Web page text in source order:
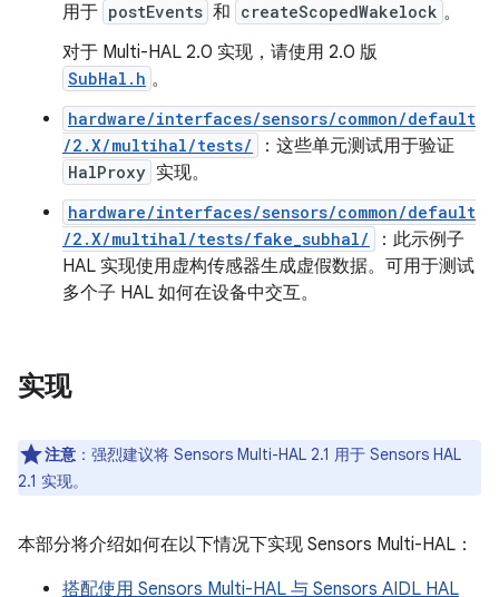
用于 postEvents 和 createScopedWakelock 。
对于 Multi-HAL 2.0 实现，请使用 2.0 版
SubHal.h 。
hardware/interfaces/sensors/common/default
/2.X/multihal/tests/
：这些单元测试用于验证
HalProxy 实现。
hardware/interfaces/sensors/common/default
/2.X/multihal/tests/fake_subhal/
：此示例子
HAL 实现使用虚构传感器生成虚假数据。可用于测试
多个子 HAL 如何在设备中交互。
实现
注意 ： 强烈建议将 Sensors Multi-HAL 2.1 用于 Sensors HAL
2.1 实现。
本部分将介绍如何在以下情况下实现 Sensors Multi-HAL：
搭配使用 Sensors Multi-HAL 与 Sensors AIDL HAL